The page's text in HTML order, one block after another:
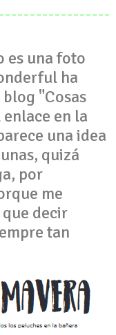
es una foto
ha
"Cosas
en la
una idea
quizá
por
me
decir
tan